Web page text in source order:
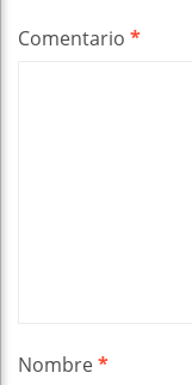
Comentario *
Nombre*